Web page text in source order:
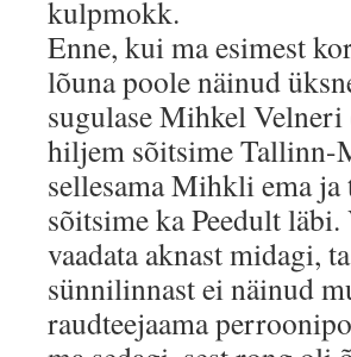
kulpmokk.
Enne, kui ma esimest
lõuna poole näinud
sugulase Mihkel
hiljem sõitsime Tallinn-
sellesama Mihkli ema
sõitsime ka Peedult
vaadata aknast midagi,
sünnilinnast ei näinud
raudteejaama